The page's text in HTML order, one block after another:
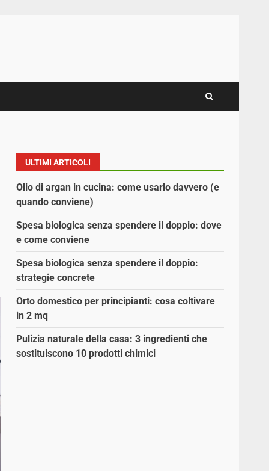
ULTIMI ARTICOLI
Olio di argan in cucina: come usarlo davvero (e
quando conviene)
Spesa biologica senza spendere il doppio: dove
e come conviene
Spesa biologica senza spendere il doppio:
strategie concrete
Orto domestico per principianti: cosa coltivare
in 2 mq
Pulizia naturale della casa: 3 ingredienti che
sostituiscono 10 prodotti chimici